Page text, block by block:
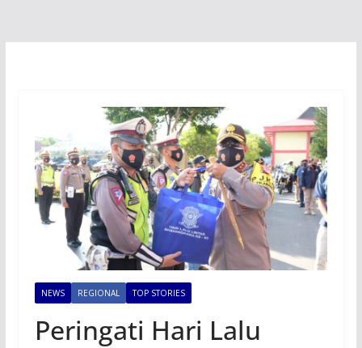
NEWS REGIONAL TOP STORIES
Peringati Hari Lalu